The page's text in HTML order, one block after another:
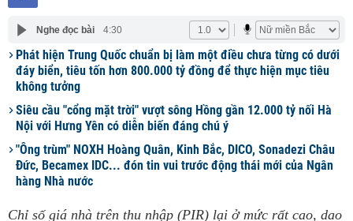
Nghe đọc bài 4:30
Phát hiện Trung Quốc chuẩn bị làm một điều chưa từng có dưới
đáy biển, tiêu tốn hơn 800.000 tỷ đồng để thực hiện mục tiêu
không tưởng
Siêu cầu "cổng mặt trời" vượt sông Hồng gần 12.000 tỷ nối Hà
Nội với Hưng Yên có diễn biến đáng chú ý
"Ông trùm" NOXH Hoàng Quân, Kinh Bắc, DICO, Sonadezi Châu
Đức, Becamex IDC... đón tin vui trước động thái mới của Ngân
hàng Nhà nước
Chỉ số giá nhà trên thu nhập (PIR) lại ở mức rất cao, dao